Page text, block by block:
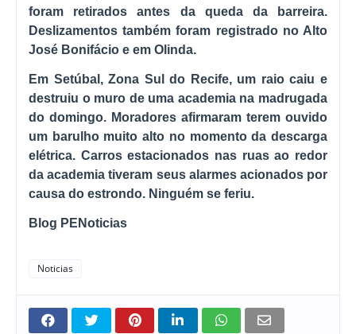
foram retirados antes da queda da barreira.
Deslizamentos também foram registrado no Alto
José Bonifácio e em Olinda.
Em Setúbal, Zona Sul do Recife, um raio caiu e
destruiu o muro de uma academia na madrugada
do domingo. Moradores afirmaram terem ouvido
um barulho muito alto no momento da descarga
elétrica. Carros estacionados nas ruas ao redor
da academia tiveram seus alarmes acionados por
causa do estrondo. Ninguém se feriu.
Blog PENoticias
Noticias